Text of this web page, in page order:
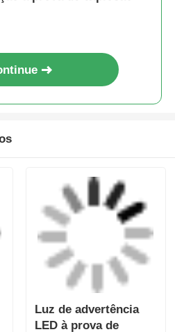
preço para
obstrução de área
luz de obstrução de